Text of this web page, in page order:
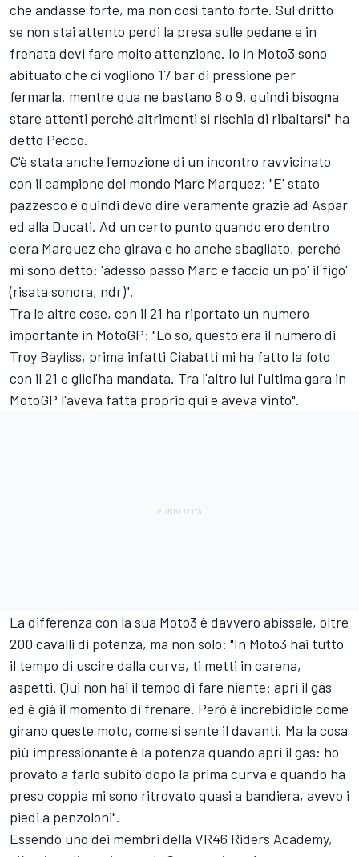
che andasse forte, ma non così tanto forte. Sul dritto
se non stai attento perdi la presa sulle pedane e in
frenata devi fare molto attenzione. Io in Moto3 sono
abituato che ci vogliono 17 bar di pressione per
fermarla, mentre qua ne bastano 8 o 9, quindi bisogna
stare attenti perché altrimenti si rischia di ribaltarsi" ha
detto Pecco.
C'è stata anche l'emozione di un incontro ravvicinato
con il campione del mondo Marc Marquez: "E' stato
pazzesco e quindi devo dire veramente grazie ad Aspar
ed alla Ducati. Ad un certo punto quando ero dentro
c'era Marquez che girava e ho anche sbagliato, perché
mi sono detto: 'adesso passo Marc e faccio un po' il figo'
(risata sonora, ndr)".
Tra le altre cose, con il 21 ha riportato un numero
importante in MotoGP: "Lo so, questo era il numero di
Troy Bayliss, prima infatti Ciabatti mi ha fatto la foto
con il 21 e gliel'ha mandata. Tra l'altro lui l'ultima gara in
MotoGP l'aveva fatta proprio qui e aveva vinto".
La differenza con la sua Moto3 è davvero abissale, oltre
200 cavalli di potenza, ma non solo: "In Moto3 hai tutto
il tempo di uscire dalla curva, ti metti in carena,
aspetti. Qui non hai il tempo di fare niente: apri il gas
ed è già il momento di frenare. Però è increbidible come
girano queste moto, come si sente il davanti. Ma la cosa
più impressionante è la potenza quando apri il gas: ho
provato a farlo subito dopo la prima curva e quando ha
preso coppia mi sono ritrovato quasi a bandiera, avevo i
piedi a penzoloni".
Essendo uno dei membri della VR46 Riders Academy,